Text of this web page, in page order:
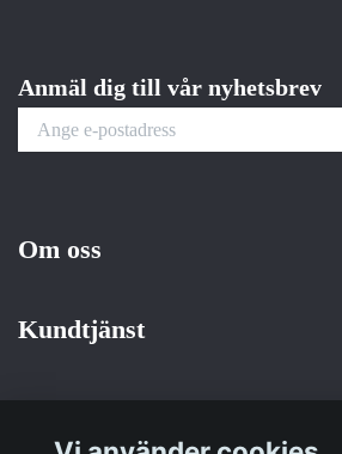
Anmäl dig till vår nyhetsbrev
Om oss
Kundtjänst